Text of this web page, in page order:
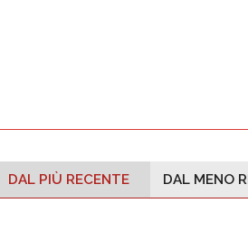
DAL PIÙ RECENTE DAL MENO